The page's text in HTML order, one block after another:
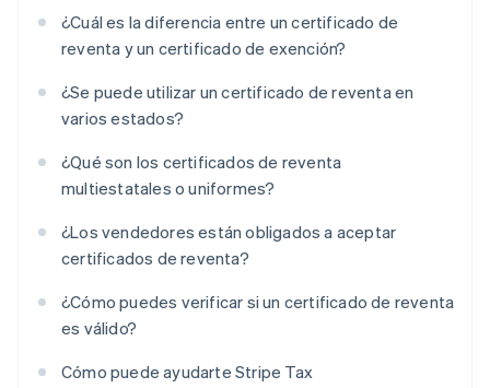
¿Cuál es la diferencia entre un certificado de
reventa y un certificado de exención?
¿Se puede utilizar un certificado de reventa en
varios estados?
¿Qué son los certificados de reventa
multiestatales o uniformes?
¿Los vendedores están obligados a aceptar
certificados de reventa?
¿Cómo puedes verificar si un certificado de reventa
es válido?
Cómo puede ayudarte Stripe Tax